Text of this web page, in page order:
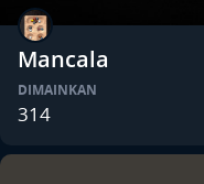
Mancala
DIMAINKAN
314